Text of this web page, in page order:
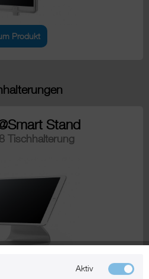
Produkt
Stand
Tischhalterung
Aktiv